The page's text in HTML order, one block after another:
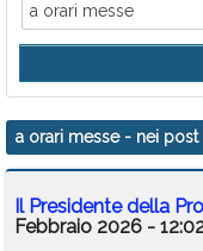
Eventi
Info Utili
Rubriche
Calendario
Annunci
a orari messe- nei post
Il Presidente della
Febbraio 2026 -